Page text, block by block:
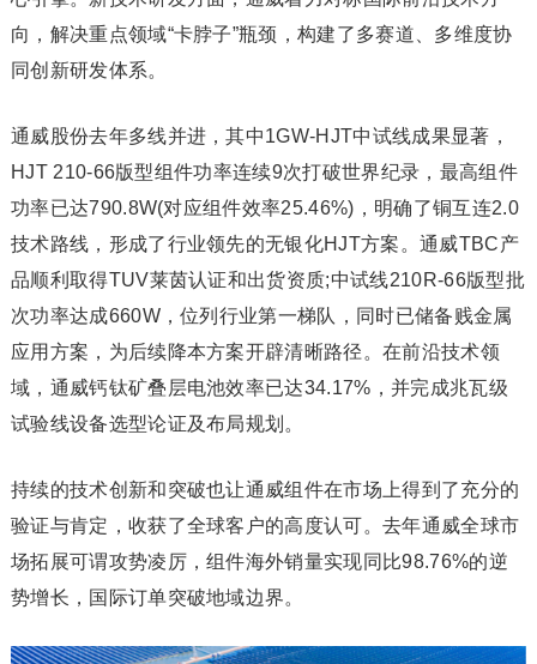
向，解决重点领域“卡脖子”瓶颈，构建了多赛道、多维度协
同创新研发体系。
通威股份去年多线并进，其中1GW-HJT中试线成果显著，
HJT 210-66版型组件功率连续9次打破世界纪录，最高组件
功率已达790.8W(对应组件效率25.46%)，明确了铜互连2.0
技术路线，形成了行业领先的无银化HJT方案。通威TBC产
品顺利取得TUV莱茵认证和出货资质;中试线210R-66版型批
次功率达成660W，位列行业第一梯队，同时已储备贱金属
应用方案，为后续降本方案开辟清晰路径。在前沿技术领
域，通威钙钛矿叠层电池效率已达34.17%，并完成兆瓦级
试验线设备选型论证及布局规划。
持续的技术创新和突破也让通威组件在市场上得到了充分的
验证与肯定，收获了全球客户的高度认可。去年通威全球市
场拓展可谓攻势凌厉，组件海外销量实现同比98.76%的逆
势增长，国际订单突破地域边界。